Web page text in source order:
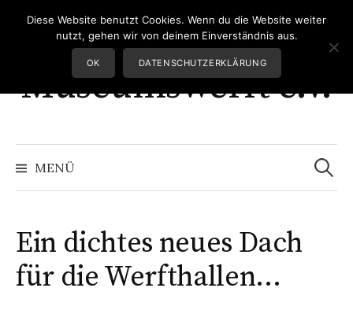
Greifswalder
Museumswerft e.V.
MENÜ
Suchen
nach:
Ein dichtes neues Dach
für die Werfthallen…
Diese Website benutzt Cookies. Wenn du die Website weiter
nutzt, gehen wir von deinem Einverständnis aus.
OK DATENSCHUTZERKLÄRUNG